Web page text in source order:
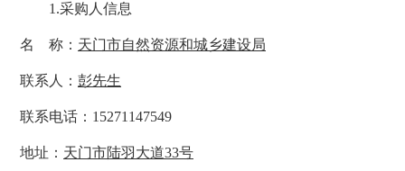
1.采购人信息
名 称： 天门市自然资源和城乡建设局
联系人： 彭先生
联系电话： 15271147549
地址： 天门市陆羽大道33号